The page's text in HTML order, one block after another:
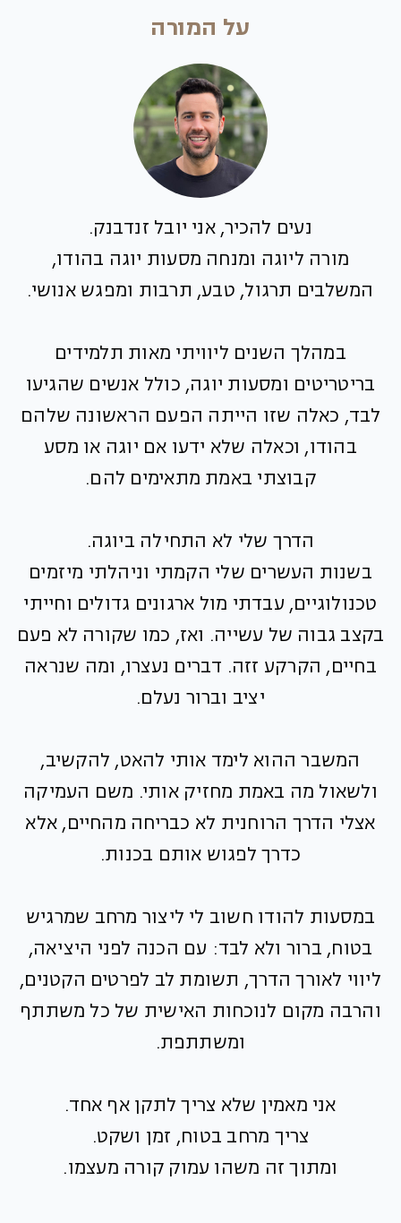
על המורה
נעים להכיר, אני יובל זנדבנק.
מורה ליוגה ומנחה מסעות יוגה בהודו,
המשלבים תרגול, טבע, תרבות ומפגש אנושי.
במהלך השנים ליוויתי מאות תלמידים
בריטריטים ומסעות יוגה, כולל אנשים שהגיעו
לבד, כאלה שזו הייתה הפעם הראשונה שלהם
בהודו, וכאלה שלא ידעו אם יוגה או מסע
קבוצתי באמת מתאימים להם.
הדרך שלי לא התחילה ביוגה.
בשנות העשרים שלי הקמתי וניהלתי מיזמים
טכנולוגיים, עבדתי מול ארגונים גדולים וחייתי
בקצב גבוה של עשייה. ואז, כמו שקורה לא פעם
בחיים, הקרקע זזה. דברים נעצרו, ומה שנראה
יציב וברור נעלם.
המשבר ההוא לימד אותי להאט, להקשיב,
ולשאול מה באמת מחזיק אותי. משם העמיקה
אצלי הדרך הרוחנית לא כבריחה מהחיים, אלא
כדרך לפגוש אותם בכנות.
במסעות להודו חשוב לי ליצור מרחב שמרגיש
בטוח, ברור ולא לבד: עם הכנה לפני היציאה,
ליווי לאורך הדרך, תשומת לב לפרטים הקטנים,
והרבה מקום לנוכחות האישית של כל משתתף
ומשתתפת.
אני מאמין שלא צריך לתקן אף אחד.
צריך מרחב בטוח, זמן ושקט.
ומתוך זה משהו עמוק קורה מעצמו.